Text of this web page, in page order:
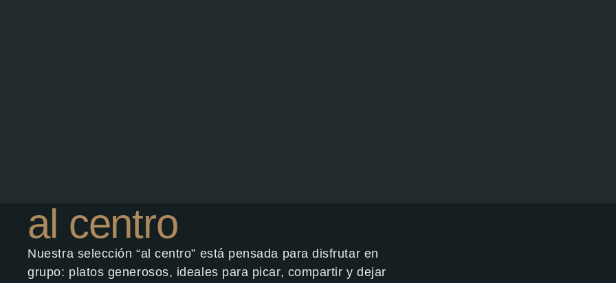
al centro
Nuestra selección “al centro” está pensada para disfrutar en
grupo: platos generosos, ideales para picar, compartir y dejar